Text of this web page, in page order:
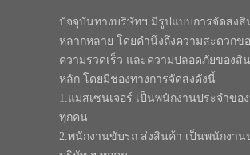
ปัจจุบันทางบริษัทฯ มีรูปแบบการจัดส่งสิ
หลากหลาย โดยคำนึงถึงความสะดวกข
ความรวดเร็ว และความปลอดภัยของสิ
หลัก โดยมีช่องทางการจัดส่งดังนี้
1.แมสเซนเจอร์ เป็นพนักงานประจำขอ
ทุกคน
2.พนักงานขับรถ ส่งสินค้า เป็นพนักงาน